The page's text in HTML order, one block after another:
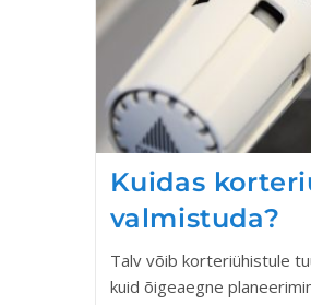
Kuidas
valmistuda?
Talv võib korteriühistule
kuid õigeaegne